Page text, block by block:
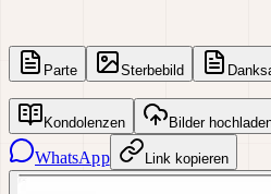
Parte Sterbebild
Kondolenzen Bilder
WhatsApp Link kopieren